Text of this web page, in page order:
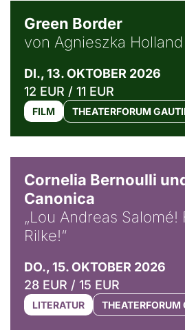
Green Border
von Agnieszka Holland
DI., 13. OKTOBER 2026
12 EUR / 11 EUR
FILM THEATERFORUM
Cornelia Bernoulli
Canonica
„Lou Andreas Salomé!
Rilke!“
DO., 15. OKTOBER 2026
28 EUR / 15 EUR
LITERATUR